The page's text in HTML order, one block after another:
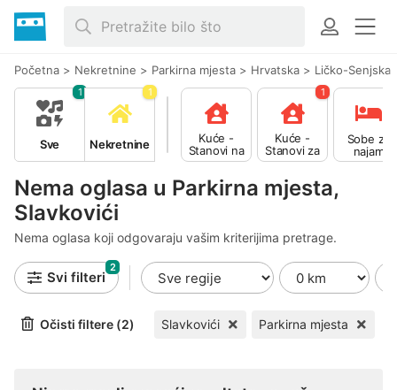
Početna > Nekretnine > Parkirna mjesta > Hrvatska > Ličko-Senjska
Nema oglasa u Parkirna mjesta,
Slavkovići
Nema oglasa koji odgovaraju vašim kriterijima pretrage.
Sve
1
Nekretnine
1
Kuće -
Stanovi na
prodaju
Kuće -
Stanovi za
najam
1
Sobe za
najam
Svi filteri
2
Očisti filtere (2) Slavkovići Parkirna mjesta